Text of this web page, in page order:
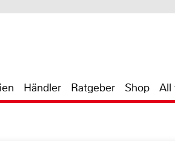
Händler Ratgeber Shop All